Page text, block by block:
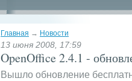
Главная → Новости
13 июня 2008, 17:59
OpenOffice 2.4.1 -
Вышло обновление